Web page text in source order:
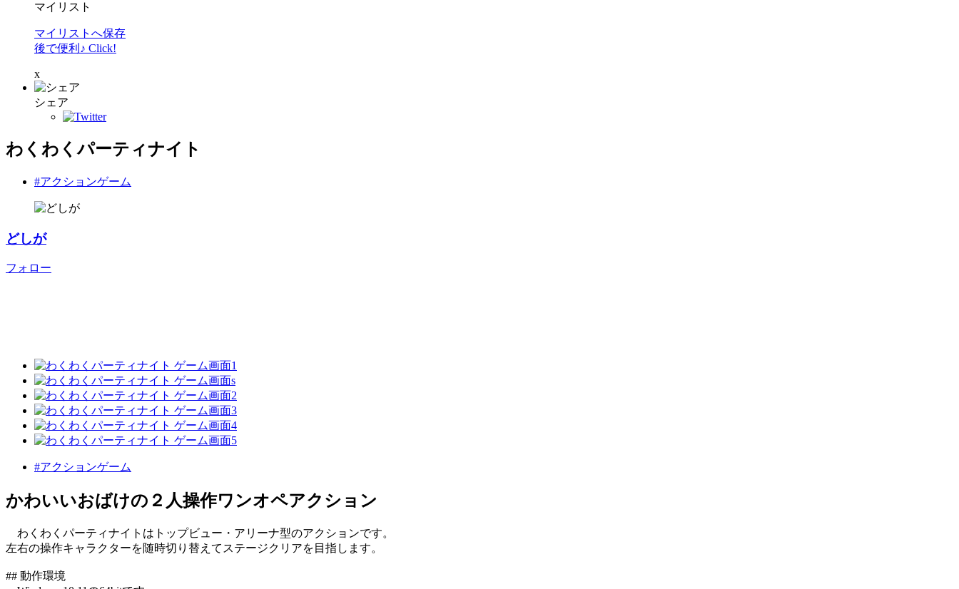
マイリスト
マイリストへ保存
後で便利♪ Click!
x
シェア
わくわくパーティナイト
#アクションゲーム
どしが
フォロー
#アクションゲーム
かわいいおばけの２人操作ワンオペアクション
わくわくパーティナイトはトップビュー・アリーナ型のアクションです。
左右の操作キャラクターを随時切り替えてステージクリアを目指します。
## 動作環境